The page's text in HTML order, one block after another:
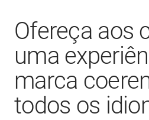
Ofereça aos
uma
marca
todos os